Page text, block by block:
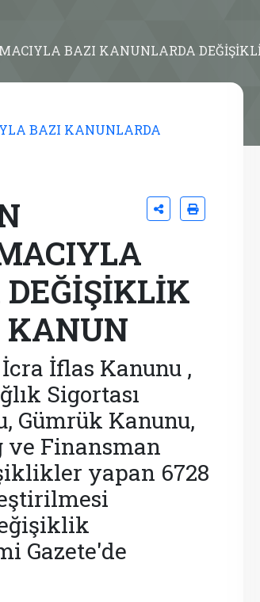
BAZI KANUNLARDA
KANUN
İflas Kanunu ,
Sigortası
Gümrük Kanunu,
Finansman
yapan 6728
Gazete'de